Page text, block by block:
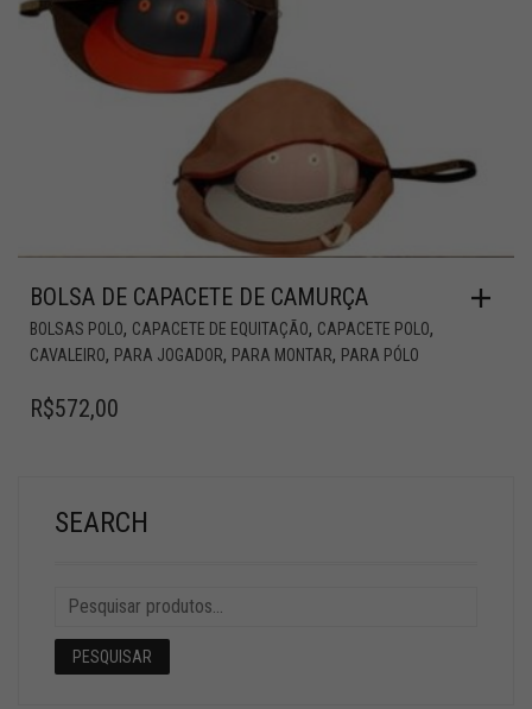
BOLSA DE CAPACETE DE CAMURÇA
BOLSAS POLO, CAPACETE DE EQUITAÇÃO, CAPACETE POLO,
CAVALEIRO, PARA JOGADOR, PARA MONTAR, PARA PÓLO
R$572,00
SEARCH
PESQUISAR